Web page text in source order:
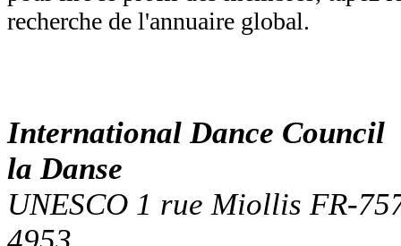
recherche de l'annuaire global.
International Dance
la Danse
UNESCO 1 rue Miollis FR-